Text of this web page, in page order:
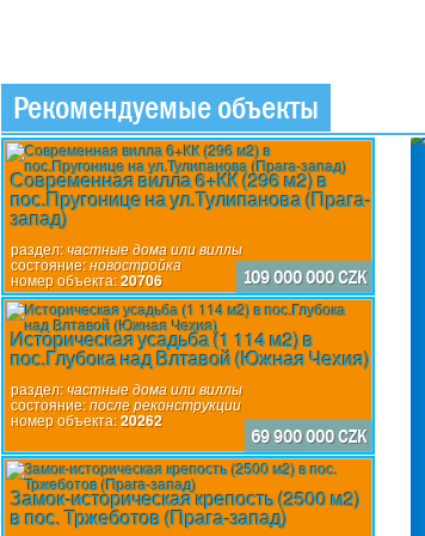
Рекомендуемые объекты
Современная вилла 6+КК (296 м2) в
пос.Пругонице на ул.Тулипанова (Прага-
запад)
раздел:частные дома или виллы
состояние:новостройка
номер объекта:20706 109 000 000 CZK
Историческая усадьба (1 114 м2) в
пос.Глубока над Влтавой (Южная Чехия)
раздел:частные дома или виллы
состояние:после реконструкции
номер объекта:20262
69 900 000 CZK
Замок-историческая крепость (2500 м2)
в пос. Тржеботов (Прага-запад)